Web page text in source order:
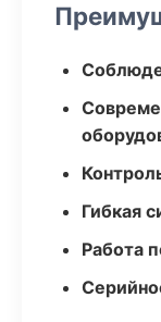
Гибкая
Работа